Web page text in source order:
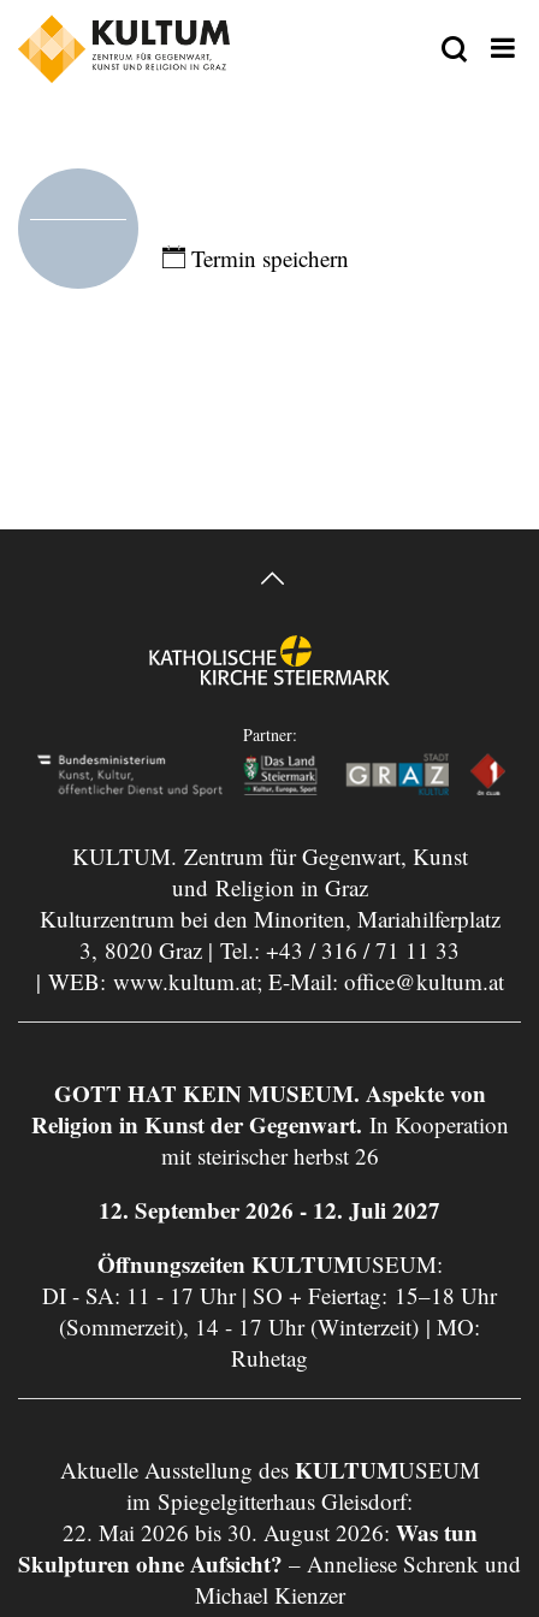
Termin speichern
Partner:
KULTUM. Zentrum für Gegenwart, Kunst
und Religion in Graz
Kulturzentrum bei den Minoriten, Mariahilferplatz
3, 8020 Graz | Tel.: +43 / 316 / 71 11 33
| WEB: www.kultum.at; E-Mail: office@kultum.at
GOTT HAT KEIN MUSEUM. Aspekte von
Religion in Kunst der Gegenwart. In Kooperation
mit steirischer herbst 26
12. September 2026 - 12. Juli 2027
Öffnungszeiten KULTUMUSEUM:
DI - SA: 11 - 17 Uhr | SO + Feiertag: 15–18 Uhr
(Sommerzeit), 14 - 17 Uhr (Winterzeit) | MO:
Ruhetag
Aktuelle Ausstellung des KULTUMUSEUM
im Spiegelgitterhaus Gleisdorf:
22. Mai 2026 bis 30. August 2026: Was tun
Skulpturen ohne Aufsicht? – Anneliese Schrenk und
Michael Kienzer